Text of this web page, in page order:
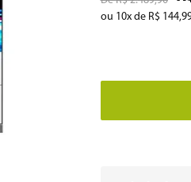
ou 10x de R$ 144,